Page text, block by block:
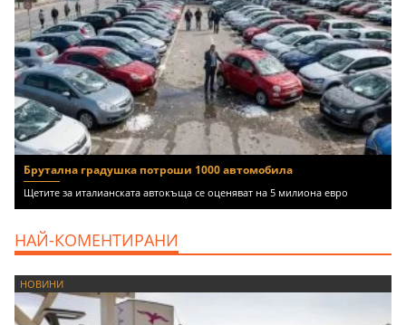
Брутална градушка потроши 1000 автомобила
Щетите за италианската автокъща се оценяват на 5 милиона евро
НАЙ-КОМЕНТИРАНИ
НОВИНИ